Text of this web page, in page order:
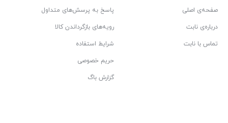
صفحه‌ی اصلی
درباره‌ی نابت
تماس با نابت
پاسخ به پرسش‌های متداول
رویه‌های بازگرداندن کالا
شرایط استفاده
حریم خصوصی
گزارش باگ